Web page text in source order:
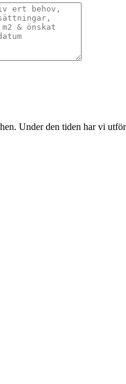
Under den tiden har vi